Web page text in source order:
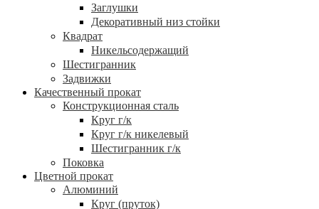
Заглушки
Декоративный низ стойки
Квадрат
Никельсодержащий
Шестигранник
Задвижки
Качественный прокат
Конструкционная сталь
Круг г/к
Круг г/к никелевый
Шестигранник г/к
Поковка
Цветной прокат
Алюминий
Круг (пруток)